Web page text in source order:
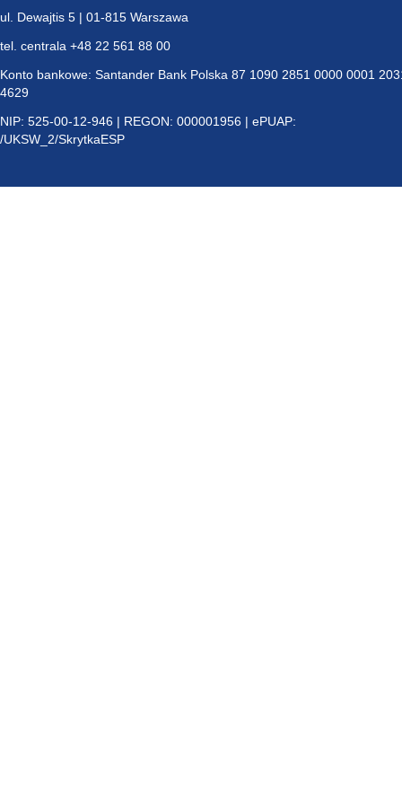
ul. Dewajtis 5 | 01-815 Warszawa
tel. centrala +48 22 561 88 00
Konto bankowe: Santander Bank Polska 87 1090 2851 0000 0001
4629
NIP: 525-00-12-946 | REGON: 000001956 | ePUAP:
/UKSW_2/SkrytkaESP